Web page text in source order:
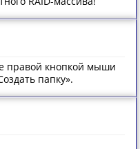
правой кнопкой мыши
папку».